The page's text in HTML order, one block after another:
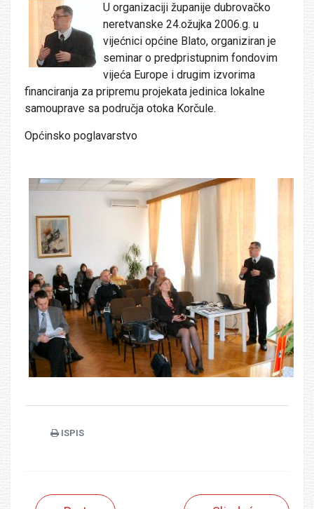
U organizaciji županije dubrovačko
neretvanske 24.ožujka 2006.g. u
vijećnici općine Blato, organiziran je
seminar o predpristupnim fondovim
vijeća Europe i drugim izvorima
financiranja za pripremu projekata jedinica lokalne
samouprave sa područja otoka Korčule.
Općinsko poglavarstvo
ISPIS